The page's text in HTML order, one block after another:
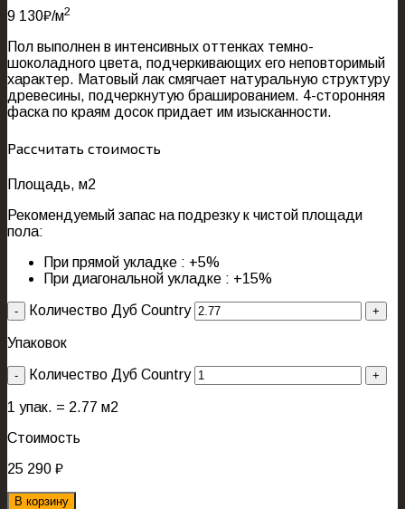
9 130₽/м2
Пол выполнен в интенсивных оттенках темно-
шоколадного цвета, подчеркивающих его неповторимый
характер. Матовый лак смягчает натуральную структуру
древесины, подчеркнутую брашированием. 4-сторонняя
фаска по краям досок придает им изысканности.
Рассчитать стоимость
Площадь, м2
Рекомендуемый запас на подрезку к чистой площади
пола:
При прямой укладке : +5%
При диагональной укладке : +15%
Количество Дуб Country
Упаковок
Количество Дуб Country
1 упак. = 2.77 м2
Стоимость
25 290 ₽
В корзину